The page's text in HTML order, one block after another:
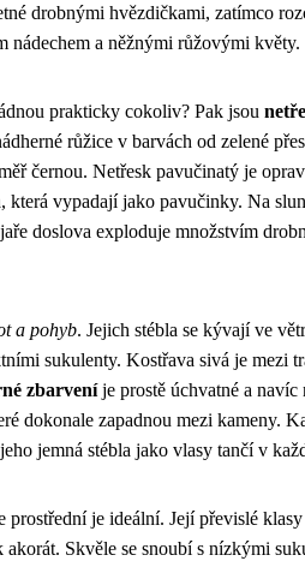
drobnými hvězdičkami, zatímco
nádechem a něžnými růžovými květy.
prakticky cokoliv? Pak jsou
růžice v barvách od zelené
černou. Netřesk pavučinatý je
která vypadají jako pavučinky. Na
doslova exploduje množstvím
a pohyb. Jejich stébla se kývají ve
sukulenty. Kostřava sivá je mezi
zbarveníje prostě úchvatné a navíc
dokonale zapadnou mezi kameny.
jemná stébla jako vlasy tančí v
prostřední je ideální. Její převislé
akorát. Skvěle se snoubí s nízkými